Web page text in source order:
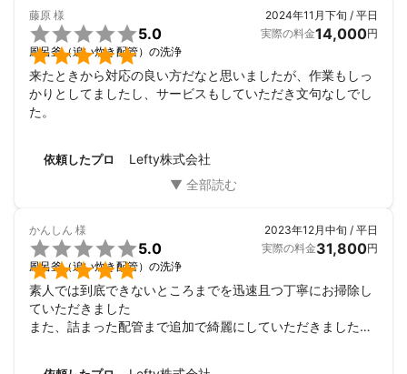
藤原 様


5.0
風呂釜（追い炊き配管）の洗浄
2024年11月下旬 / 平日
実際の料金14,000円
来たときから対応の良い方だなと思いましたが、作業もしっ
かりとしてましたし、サービスもしていただき文句なしでし
た。
依頼したプロ Lefty株式会社
かんしん 様


5.0
風呂釜（追い炊き配管）の洗浄
2023年12月中旬 / 平日
実際の料金31,800円
素人では到底できないところまでを迅速且つ丁寧にお掃除し
ていただきました
また、詰まった配管まで追加で綺麗にしていただきました。